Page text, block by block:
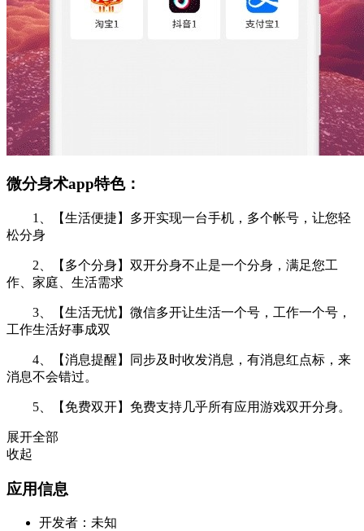
微分身术app特色：
1、【生活便捷】多开实现一台手机，多个帐号，让您轻
松分身
2、【多个分身】双开分身不止是一个分身，满足您工
作、家庭、生活需求
3、【生活无忧】微信多开让生活一个号，工作一个号，
工作生活好事成双
4、【消息提醒】同步及时收发消息，有消息红点标，来
消息不会错过。
5、【免费双开】免费支持几乎所有应用游戏双开分身。
展开全部
收起
应用信息
开发者： 未知